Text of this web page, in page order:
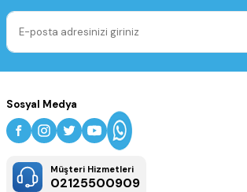
Sosyal Medya
Müşteri Hizmetleri
02125500909